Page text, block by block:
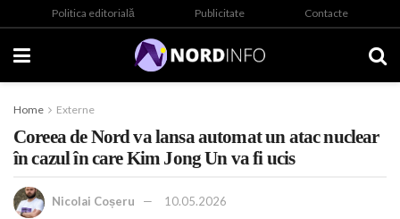
Politica editorială Publicitate Contacte
Home Externe
Coreea de Nord va lansa automat un atac nuclear
în cazul în care Kim Jong Un va fi ucis
Nicolai Coșeru
10.05.2026